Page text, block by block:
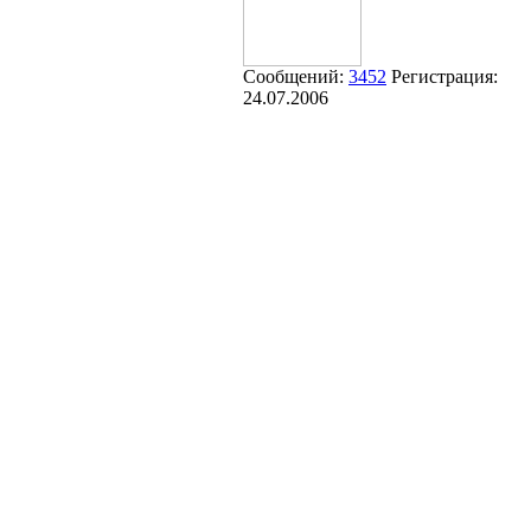
Сообщений: 3452 Регистрация:
24.07.2006